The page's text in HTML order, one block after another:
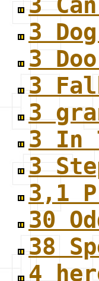
3
3
3
3
3 In
3
3,1
30
38
4